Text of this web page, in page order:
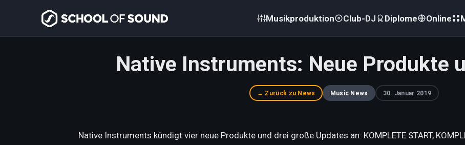
Musikproduktion Club-DJ Diplome Online
Native Instruments: Neue Produkte
← Zurück zu News Music News 30. Januar 2019
Native Instruments kündigt vier neue Produkte und drei große Updates an: KOMPLETE START,